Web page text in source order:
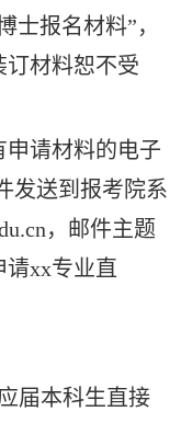
士报名材料”，
订材料恕不受
申请材料的电子
发送到报考院系
，邮件主题
请xx专业直
届本科生直接